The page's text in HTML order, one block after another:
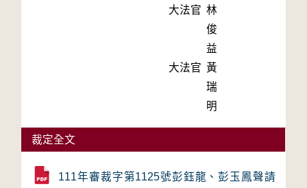
大法官 林
俊
益
大法官 黃
瑞
明
裁定全文
111年審裁字第1125號彭鈺龍、彭玉鳳聲請